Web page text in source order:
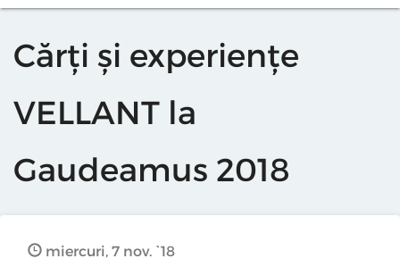
Cărți și experiențe
VELLANT la
Gaudeamus 2018
miercuri, 7 nov. `18